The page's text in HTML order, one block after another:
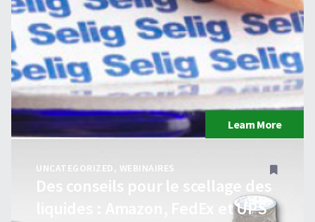
Learn More
UNCATEGORIZED, WEBINAIRES
Des conseils pour le scellage des
liquides : Amazon, FedEx et UPS